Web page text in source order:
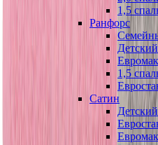
1,5
Ранфорс
1,5
Сатин